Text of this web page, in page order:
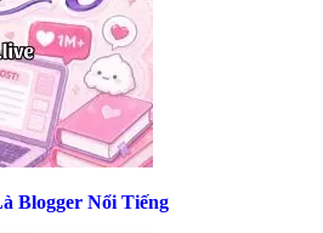
Blogger Nổi Tiếng